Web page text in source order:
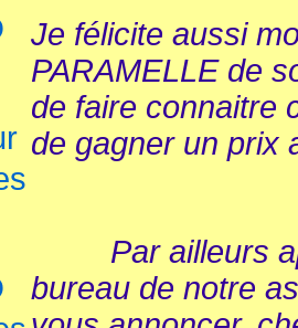
Je félicite aussi
PARAMELLE de
de faire connaitre
de gagner un prix
Par ailleurs
bureau de notre